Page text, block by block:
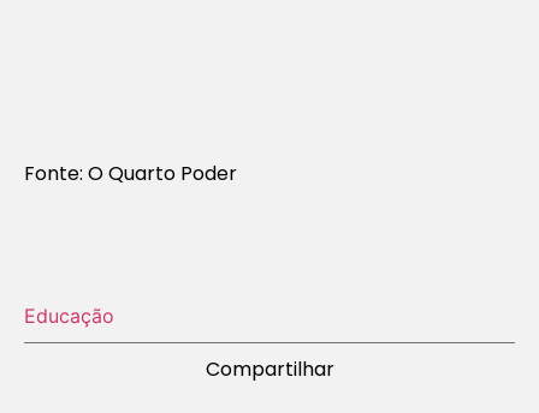
Fonte: O Quarto Poder
Educação
Compartilhar